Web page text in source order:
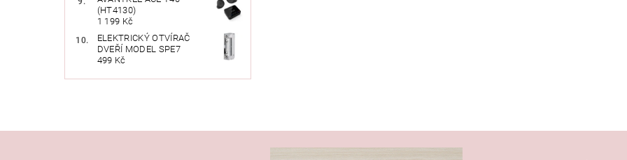
(HT4130)
1 199 Kč
ELEKTRICKÝ OTVÍRAČ
DVEŘÍ MODEL SPE7
499 Kč